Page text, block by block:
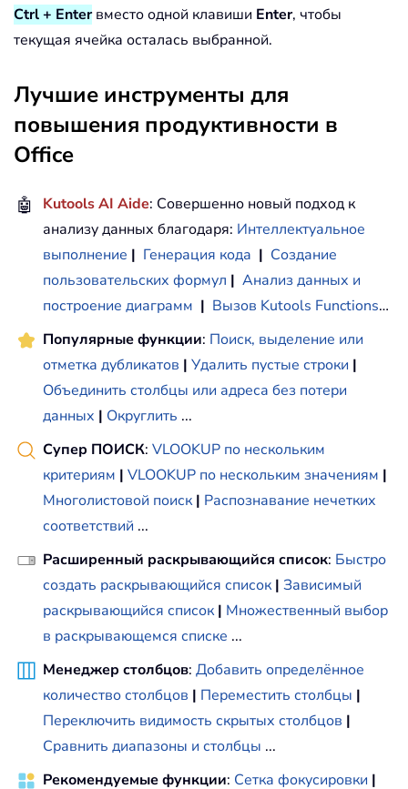
Ctrl + Enterвместо одной клавиши Enter, чтобы
текущая ячейка осталась выбранной.
Лучшие инструменты для
повышения продуктивности в
Office
🤖 Kutools AI Aide: Совершенно новый подход к
анализу данных благодаря: Интеллектуальное
выполнение | Генерация кода | Создание
пользовательских формул | Анализ данных и
построение диаграмм | Вызов Kutools Functions…
Популярные функции: Поиск, выделение или
отметка дубликатов | Удалить пустые строки |
Объединить столбцы или адреса без потери
данных | Округлить ...
Супер ПОИСК: VLOOKUP по нескольким
критериям | VLOOKUP по нескольким значениям |
Многолистовой поиск | Распознавание нечетких
соответствий ...
Расширенный раскрывающийся список: Быстро
создать раскрывающийся список | Зависимый
раскрывающийся список | Множественный выбор
в раскрывающемся списке ...
Менеджер столбцов: Добавить определённое
количество столбцов | Переместить столбцы |
Переключить видимость скрытых столбцов |
Сравнить диапазоны и столбцы ...
Рекомендуемые функции: Сетка фокусировки |